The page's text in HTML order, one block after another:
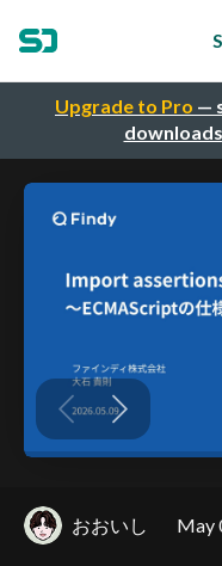
Upgrade to Pro —
おおいし May